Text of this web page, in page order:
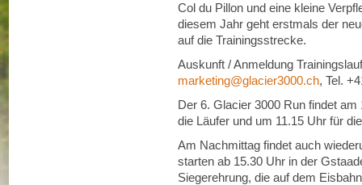
Col du Pillon und eine kleine
diesem Jahr geht erstmals der
auf die Trainingsstrecke.
Auskunft / Anmeldung
marketing@glacier3000.ch, Tel.
Der 6. Glacier 3000 Run findet
die Läufer und um 11.15 Uhr für
Am Nachmittag findet auch
starten ab 15.30 Uhr in der
Siegerehrung, die auf dem